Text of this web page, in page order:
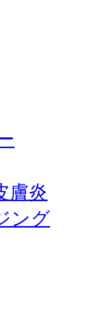
膚炎
ング